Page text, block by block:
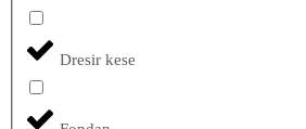
Dresir kese